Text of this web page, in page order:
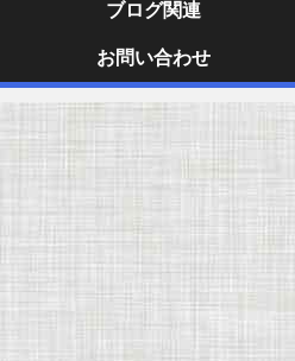
ブログ関連
お問い合わせ